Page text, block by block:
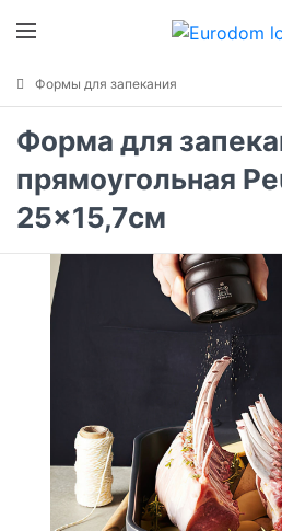
Формы для запекания
Форма для
прямоугольная
25x15,7см